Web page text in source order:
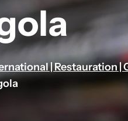
| Restauration